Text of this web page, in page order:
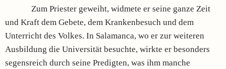
Zum Priester geweiht, widmete er seine ganze Zeit
und Kraft dem Gebete, dem Krankenbesuch und dem
Unterricht des Volkes. In Salamanca, wo er zur weiteren
Aus­bildung die Universität besuchte, wirkte er besonders
segensreich durch seine Predigten, was ihm manche